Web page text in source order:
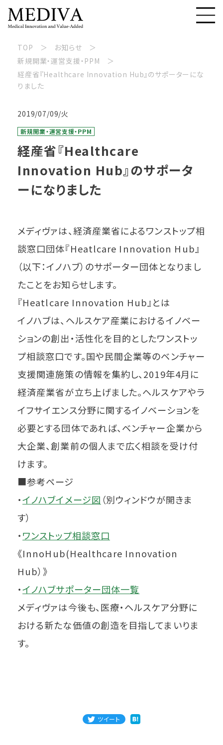
TOP
お知らせ
新規開業・運営支援・PPM
経産省『Healthcare Innovation Hub』のサポーターにな
りました
2019/07/09/火
新規開業・運営支援・PPM
経産省『Healthcare
Innovation Hub』のサポータ
ーになりました
メディヴァは、経済産業省によるワンストップ相
談窓口団体『Heatlcare Innovation Hub』
（以下：イノハブ）のサポーター団体となりまし
たことをお知らせします。
『Heatlcare Innovation Hub』とは
イノハブは、ヘルスケア産業におけるイノベー
ションの創出・活性化を目的としたワンストッ
プ相談窓口です。国や民間企業等のベンチャー
支援関連施策の情報を集約し、2019年4月に
経済産業省が立ち上げました。ヘルスケアやラ
イフサイエンス分野に関するイノベーションを
必要とする団体であれば、ベンチャー企業から
大企業、創業前の個人まで広く相談を受け付
けます。
■参考ページ
・イノハブイメージ図 （別ウィンドウが開きま
す）
・ワンストップ相談窓口
《InnoHub(Healthcare Innovation
Hub）》
・イノハブサポーター団体一覧
メディヴァは今後も、医療・ヘルスケア分野に
おける新たな価値の創造を目指してまいりま
す。
ツイート